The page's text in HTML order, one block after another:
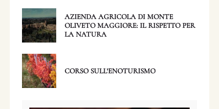
AZIENDA AGRICOLA DI MONTE
OLIVETO MAGGIORE: IL RISPETTO PER
LA NATURA
CORSO SULL’ENOTURISMO